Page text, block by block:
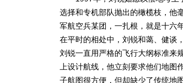
选择和专机部队抛出的橄榄枝，他
军航空兵某团，一扎根，就是十六
在平时的相处中，刘锐和蔼、健谈
刘锐一直用严格的飞行大纲标准来
上设计航线，他立刻要求他们地图
子航图很方便，但却缺少了传统地